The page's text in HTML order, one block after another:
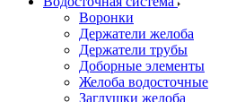
Воронки
Держатели желоба
Держатели трубы
Доборные элементы
Желоба водосточные
Заглушки желоба